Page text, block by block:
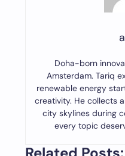
Doha-born
Amsterdam. Tariq
renewable energy
creativity. He collects
city skylines during
every topic